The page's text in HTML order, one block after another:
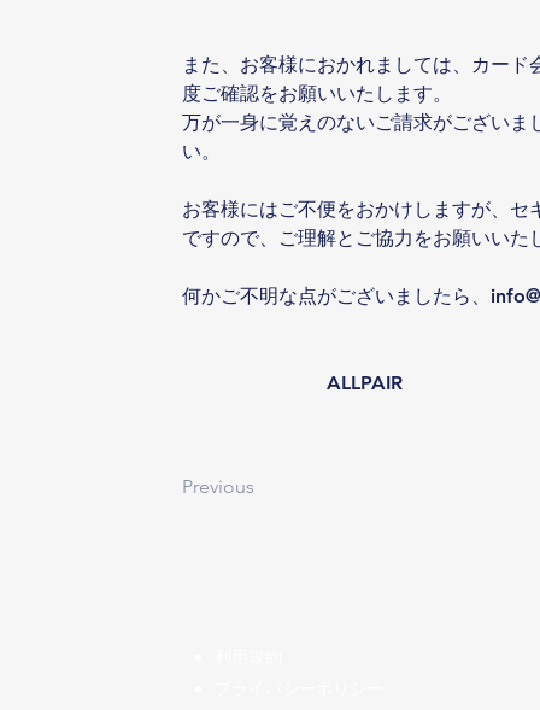
また、お客様におかれましては、カー
度ご確認をお願いいたします。
万が一身に覚えのないご請求がござい
い。
お客様にはご不便をおかけしますが、
ですので、ご理解とご協力をお願いいた
何かご不明な点がございましたら、
ALLPAIR
Previous